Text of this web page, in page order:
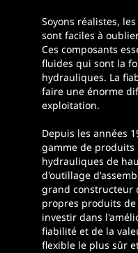
Soyons réalistes,
sont faciles à
Ces composants
fluides qui sont la
hydrauliques. La
faire une énorme
exploitation.
Depuis les années
gamme de produits
hydrauliques de
d'outillage
grand constructeur
propres produits
investir dans
fiabilité et de la
flexible le plus sûr